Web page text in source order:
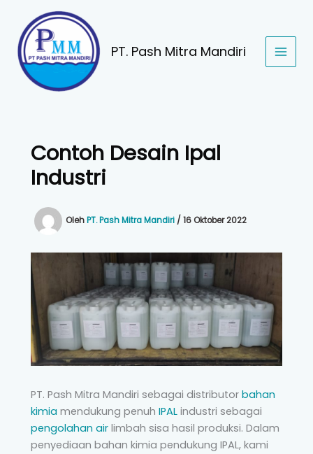
konten
PT. Pash Mitra Mandiri
Contoh Desain Ipal
Industri
OlehPT. Pash Mitra Mandiri / 16 Oktober 2022
PT. Pash Mitra Mandiri sebagai distributor bahan
kimia mendukung penuh IPAL industri sebagai
pengolahan air limbah sisa hasil produksi. Dalam
penyediaan bahan kimia pendukung IPAL, kami